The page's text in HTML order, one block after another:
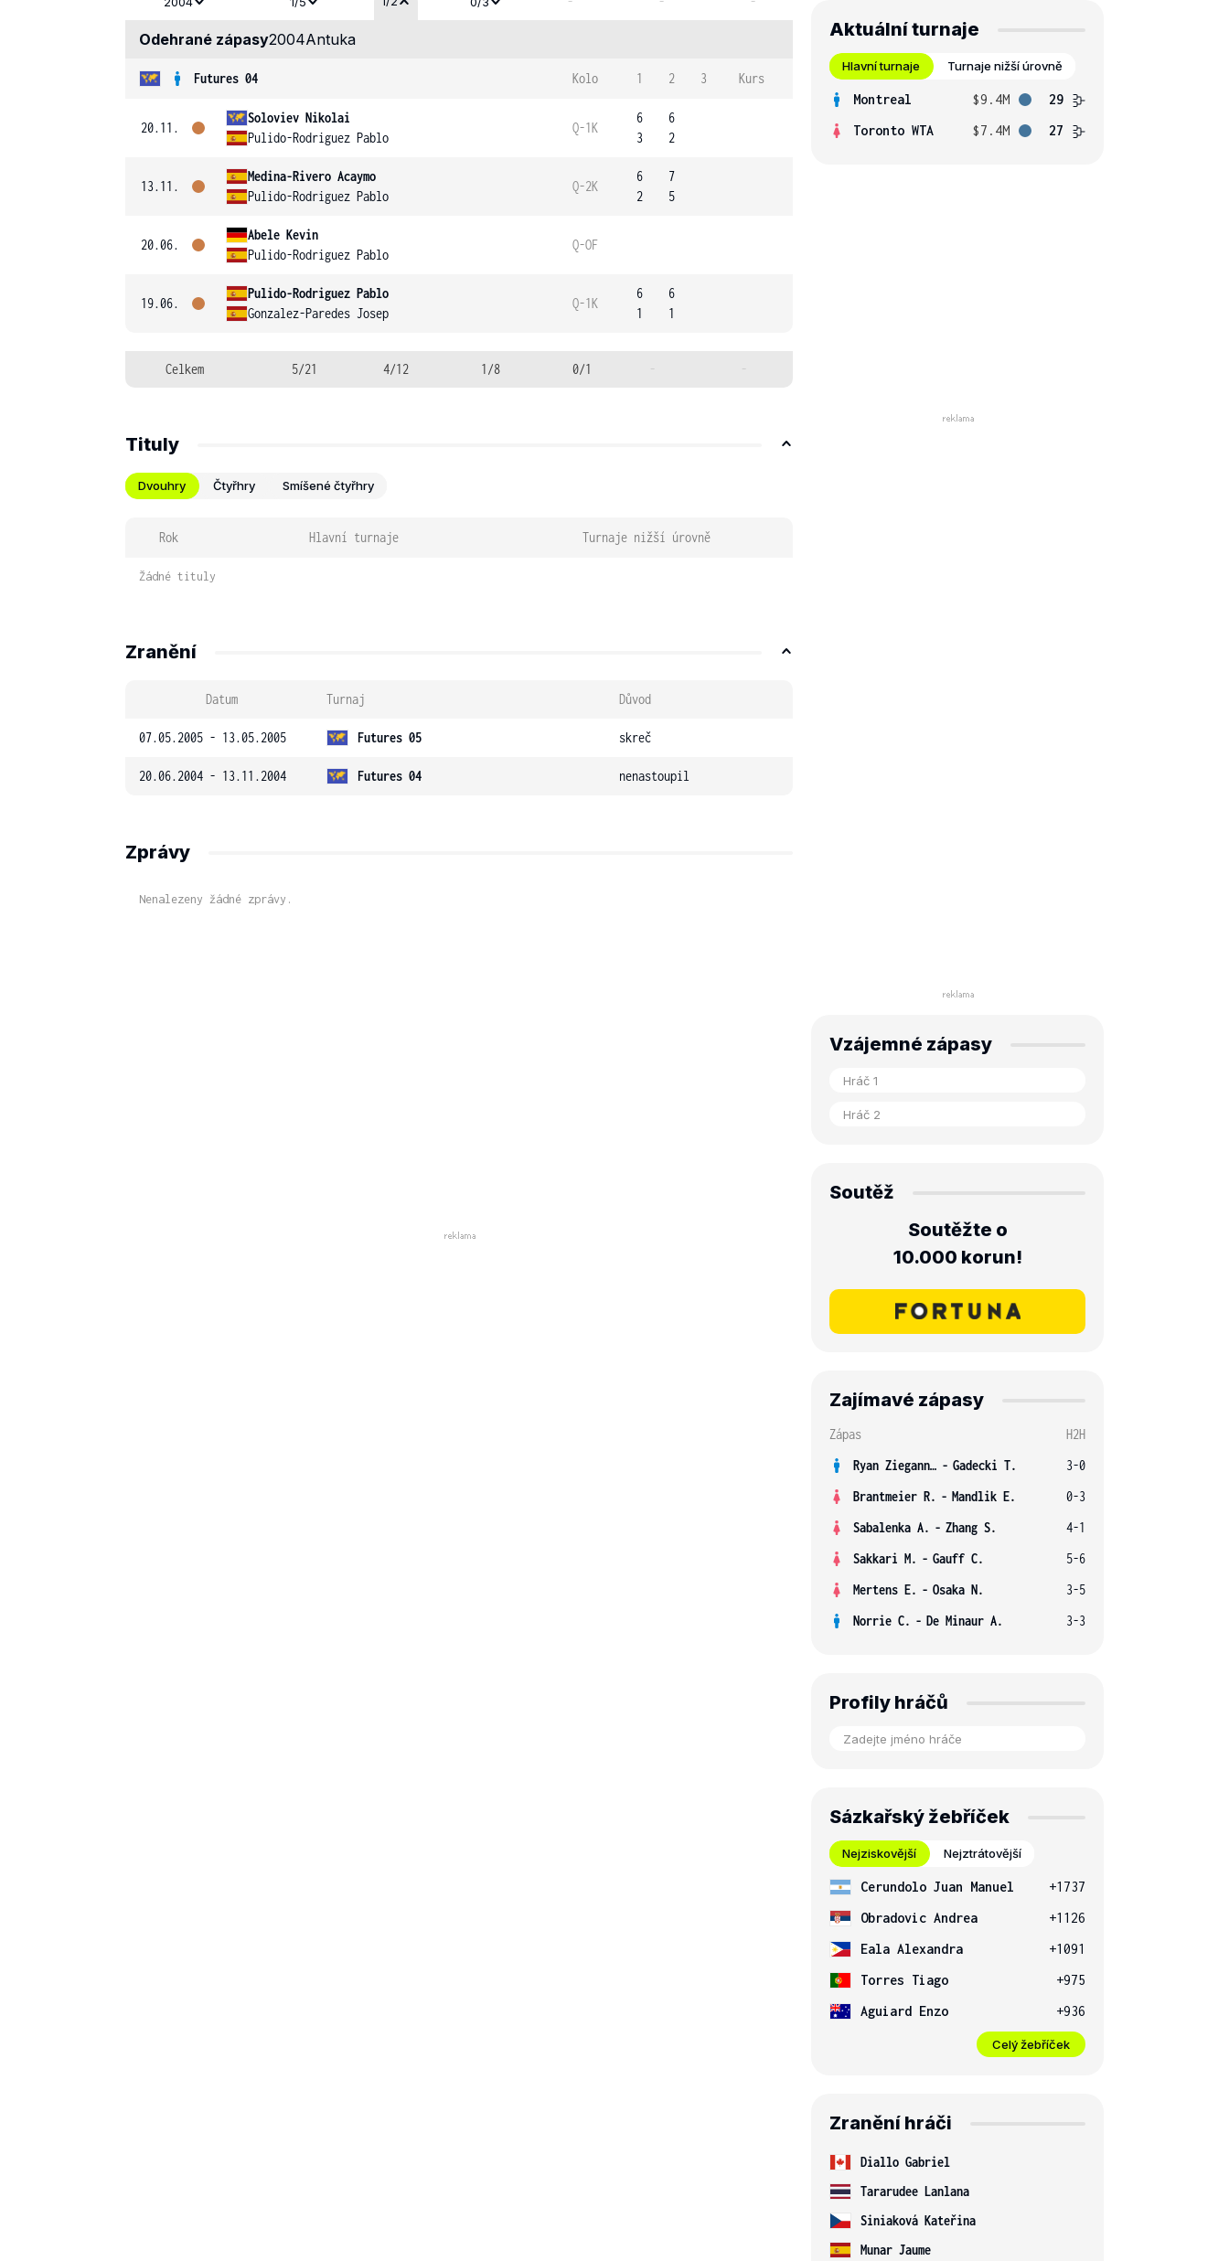
Odehrané zápasy2004Antuka
Futures 04 Kolo 1 2 3 Kurs
20.11.
Soloviev Nikolai
Pulido-Rodriguez Pablo
Q-1K
6
3
6
2
13.11.
Medina-Rivero Acaymo
Pulido-Rodriguez Pablo
Q-2K
6
2
7
5
20.06.
Abele Kevin
Pulido-Rodriguez Pablo
Q-OF
19.06.
Pulido-Rodriguez Pablo
Gonzalez-Paredes Josep
Q-1K
6
1
6
1
Celkem 5/21 4/12 1/8 0/1 - -
Tituly
Dvouhry Čtyřhry Smíšené čtyřhry
Rok Hlavní turnaje Turnaje nižší úrovně
Žádné tituly
Zranění
Datum Turnaj Důvod
07.05.2005 - 13.05.2005 Futures 05 skreč
20.06.2004 - 13.11.2004 Futures 04 nenastoupil
Zprávy
Nenalezeny žádné zprávy.
Aktuální turnaje
Hlavní turnaje Turnaje nižší úrovně
Montreal $9.4M
29
Toronto WTA
$7.4M 27
Vzájemné zápasy
Soutěž
Soutěžte o
10.000 korun!
Zajímavé zápasy
Zápas
H2H
Ryan Ziegann S. - Gadecki T.
3-0
Brantmeier R. - Mandlik E.
0-3
Sabalenka A. - Zhang S.
4-1
Sakkari M. - Gauff C.
5-6
Mertens E. - Osaka N.
3-5
Norrie C. - De Minaur A. 3-3
Profily hráčů
Sázkařský žebříček
Nejziskovější Nejztrátovější
Cerundolo Juan Manuel
+1737
Obradovic Andrea
+1126
Eala Alexandra
+1091
Torres Tiago
+975
Aguiard Enzo
+936
Celý žebříček
Zranění hráči
Diallo Gabriel
Tararudee Lanlana
Siniaková Kateřina
Munar Jaume